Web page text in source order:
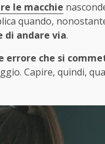
le macchie
quando,
di andare via.
errore che si
Capire, quindi,